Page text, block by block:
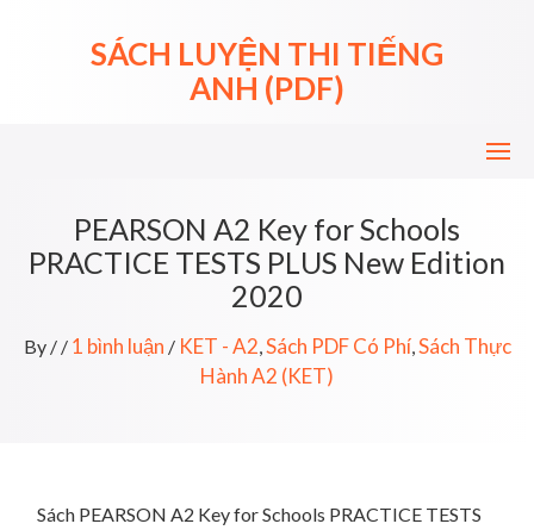
SÁCH LUYỆN THI TIẾNG
ANH (PDF)
PEARSON A2 Key for Schools
PRACTICE TESTS PLUS New Edition
2020
By / / 1 bình luận / KET - A2,Sách PDF Có Phí,Sách Thực
Hành A2 (KET)
Sách PEARSON A2 Key for Schools PRACTICE TESTS